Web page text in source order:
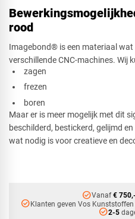
rood
Imagebond® is een materiaal wat
verschillende CNC-machines. Wij
zagen
frezen
boren
Maar er is meer mogelijk met dit
beschilderd, bestickerd, gelijmd
wat nodig is voor creatieve en
check_circleVanaf€ 750,-
check_circleKlanten geven Vos Kunststoffen
check_circle2-5